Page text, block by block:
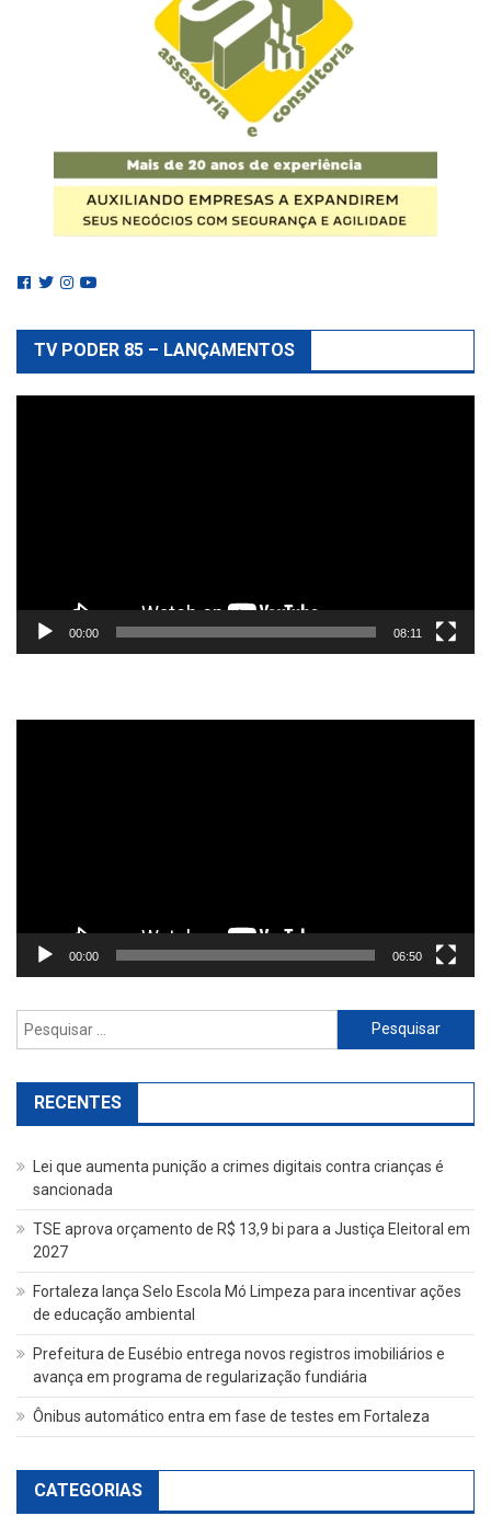
TV PODER 85 – LANÇAMENTOS
00:00 08:11
00:00 06:50
Pesquisar
por:
RECENTES
Lei que aumenta punição a crimes digitais contra crianças é
sancionada
TSE aprova orçamento de R$ 13,9 bi para a Justiça Eleitoral em
2027
Fortaleza lança Selo Escola Mó Limpeza para incentivar ações
de educação ambiental
Prefeitura de Eusébio entrega novos registros imobiliários e
avança em programa de regularização fundiária
Ônibus automático entra em fase de testes em Fortaleza
CATEGORIAS